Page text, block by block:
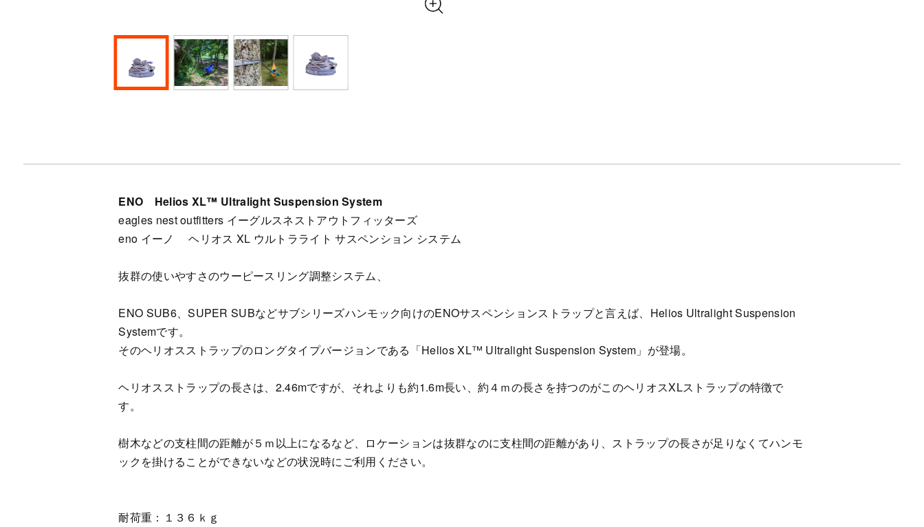
ENO Helios XL™ Ultralight Suspension System
eagles nest outfitters イーグルスネストアウトフィッターズ
eno イーノ ヘリオス XL ウルトラライト サスペンション システム
抜群の使いやすさのウーピースリング調整システム、
ENO SUB6、SUPER SUBなどサブシリーズハンモック向けのENOサスペンションストラップと言えば、Helios Ultralight Suspension
Systemです。
そのヘリオスストラップのロングタイプバージョンである「Helios XL™ Ultralight Suspension System」が登場。
ヘリオスストラップの長さは、2.46mですが、それよりも約1.6m長い、約４ｍの長さを持つのがこのヘリオスXLストラップの特徴で
す。
樹木などの支柱間の距離が５ｍ以上になるなど、ロケーションは抜群なのに支柱間の距離があり、ストラップの長さが足りなくてハンモ
ックを掛けることができないなどの状況時にご利用ください。
耐荷重：１３６ｋｇ